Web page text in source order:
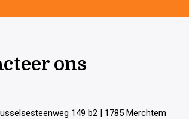
ons
149 b2 | 1785 Merchtem